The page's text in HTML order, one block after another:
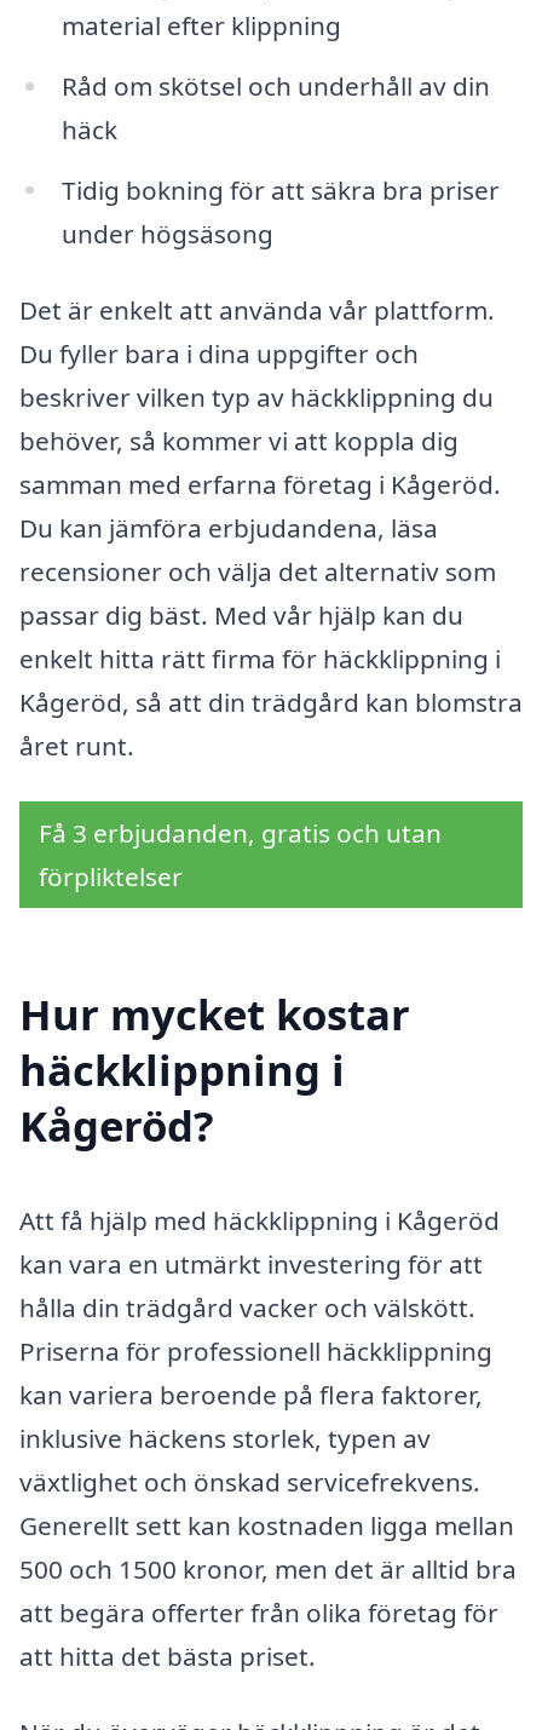
material efter klippning
Råd om skötsel och underhåll av din
häck
Tidig bokning för att säkra bra priser
under högsäsong
Det är enkelt att använda vår plattform.
Du fyller bara i dina uppgifter och
beskriver vilken typ av häckklippning du
behöver, så kommer vi att koppla dig
samman med erfarna företag i Kågeröd.
Du kan jämföra erbjudandena, läsa
recensioner och välja det alternativ som
passar dig bäst. Med vår hjälp kan du
enkelt hitta rätt firma för häckklippning i
Kågeröd, så att din trädgård kan blomstra
året runt.
Få 3 erbjudanden, gratis och utan
förpliktelser
Hur mycket kostar
häckklippning i
Kågeröd?
Att få hjälp med häckklippning i Kågeröd
kan vara en utmärkt investering för att
hålla din trädgård vacker och välskött.
Priserna för professionell häckklippning
kan variera beroende på flera faktorer,
inklusive häckens storlek, typen av
växtlighet och önskad servicefrekvens.
Generellt sett kan kostnaden ligga mellan
500 och 1500 kronor, men det är alltid bra
att begära offerter från olika företag för
att hitta det bästa priset.